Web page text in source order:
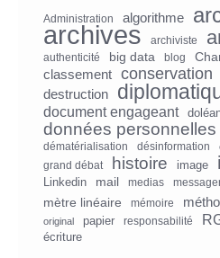
Administration algorithme
archives archiviste
authenticité big data blog
classement
conservation
destruction
document engageant
données personnelles
dématérialisation désinformation
grand débat histoire image
Linkedin mail medias
mètre linéaire mémoire
original papier responsabilité
écriture